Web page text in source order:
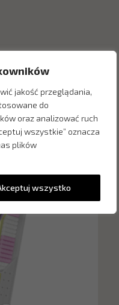
jakość przeglądania,
do
oraz analizować ruch
wszystkie” oznacza
plików
wszystko